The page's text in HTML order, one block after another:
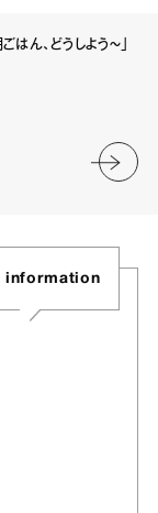
ん、どうしよう〜」
information